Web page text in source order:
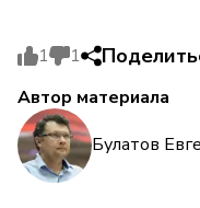
1 1
Автор материала
Булатов